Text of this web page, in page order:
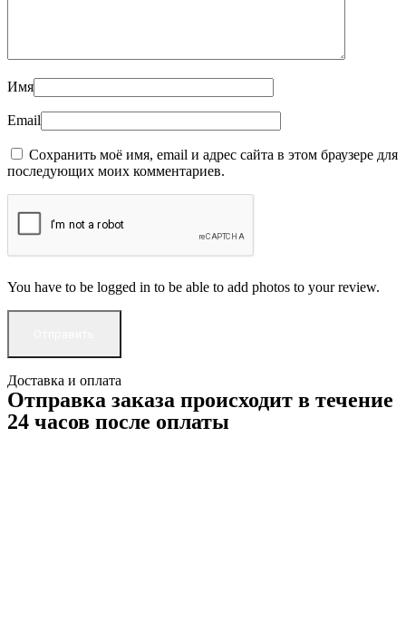
Имя
Email
Сохранить моё имя, email и адрес сайта в этом браузере для
последующих моих комментариев.
You have to be logged in to be able to add photos to your review.
Доставка и оплата
Отправка заказа происходит в течение
24 часов после оплаты